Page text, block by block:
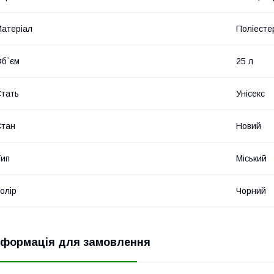
25 л
Унісекс
Новий
Міський
Чорний
для замовлення